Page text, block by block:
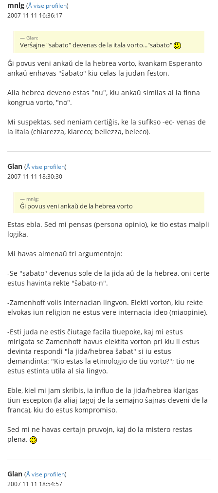
mnlg (Å vise profilen)
2007 11 11 16:36:17
Glan:
Verŝajne "sabato" devenas de la itala vorto..."sabato"
Ĝi povus veni ankaŭ de la hebrea vorto, kvankam Esperanto
ankaŭ enhavas "ŝabato" kiu celas la judan feston.
Alia hebrea deveno estas "nu", kiu ankaŭ similas al la finna
kongrua vorto, "no".
Mi suspektas, sed neniam certiĝis, ke la sufikso -ec- venas de
la itala (chiarezza, klareco; bellezza, beleco).
Glan (Å vise profilen)
2007 11 11 18:30:30
mnlg:
Ĝi povus veni ankaŭ de la hebrea vorto
Estas ebla. Sed mi pensas (persona opinio), ke tio estas malpli
logika.
Mi havas almenaŭ tri argumentojn:
-Se "sabato" devenus sole de la jida aŭ de la hebrea, oni certe
estus havinta rekte "ŝabato-n".
-Zamenhoff volis internacian lingvon. Elekti vorton, kiu rekte
elvokas iun religion ne estus vere internacia ideo (miaopinie).
-Esti juda ne estis ĉiutage facila tiuepoke, kaj mi estus
mirigata se Zamenhoff havus elektita vorton pri kiu li estus
devinta respondi "la jida/hebrea ŝabat" si iu estus
demandinta: "Kio estas la etimologio de tiu vorto?"; tio ne
estus estinta utila al sia lingvo.
Eble, kiel mi jam skribis, ia influo de la jida/hebrea klarigas
tiun escepton (la aliaj tagoj de la semajno ŝajnas deveni de la
franca), kiu do estus kompromiso.
Sed mi ne havas certajn pruvojn, kaj do la mistero restas
plena.
Glan (Å vise profilen)
2007 11 11 18:54:57